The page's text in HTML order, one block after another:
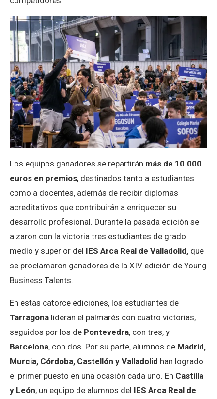
Los equipos ganadores se repartirán más de 10.000
euros en premios, destinados tanto a estudiantes
como a docentes, además de recibir diplomas
acreditativos que contribuirán a enriquecer su
desarrollo profesional. Durante la pasada edición se
alzaron con la victoria tres estudiantes de grado
medio y superior del IES Arca Real de Valladolid, que
se proclamaron ganadores de la XIV edición de Young
Business Talents.
En estas catorce ediciones, los estudiantes de
Tarragona lideran el palmarés con cuatro victorias,
seguidos por los de Pontevedra, con tres, y
Barcelona, con dos. Por su parte, alumnos de Madrid,
Murcia, Córdoba, Castellón y Valladolid han logrado
el primer puesto en una ocasión cada uno. En Castilla
y León, un equipo de alumnos del IES Arca Real de